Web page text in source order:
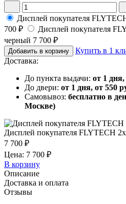
Дисплей покупателя
700 ₽
Дисплей покупателя
черный 7 700 ₽
Добавить в корзину
Купить в 1
Доставка:
До пункта выдачи: от 1
До двери: от 1 дня, от 550
Самовывоз: бесплатно в
Москве)
Дисплей покупателя FLYTECH
7 700 ₽
Цена: 7 700 ₽
В корзину
Описание
Доставка и оплата
Отзывы